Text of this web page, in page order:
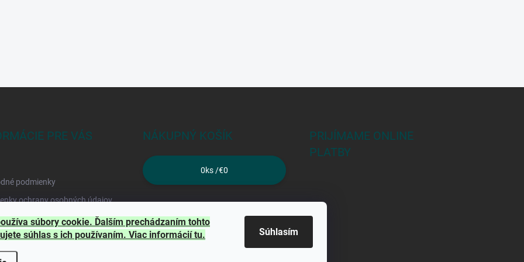
súbory cookie. Ďalším prechádzaním tohto
súhlas s ich používaním. Viac informáciítu. Súhlasím
PRE VÁS
podmienky
ochrany osobných údajov
NÁKUPNÝ KOŠÍK
0ks /€0
PRIJÍMAME ONLINE
PLATBY